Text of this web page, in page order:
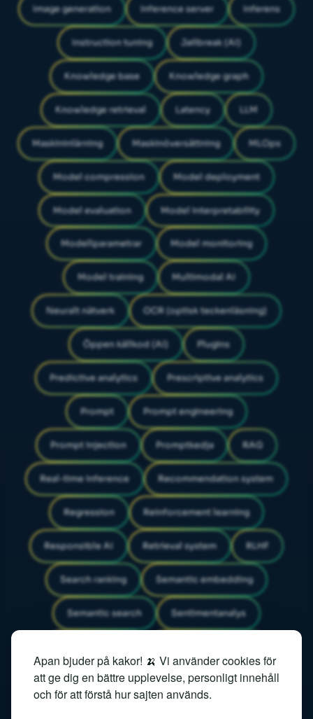
Apan bjuder på kakor! 🍌 Vi använder cookies för
att ge dig en bättre upplevelse, personligt innehåll
och för att förstå hur sajten används.
Image generation Inference server Inferens
Instruction tuning Jailbreak (AI)
Knowledge base Knowledge graph
Knowledge retrieval Latency LLM
Maskininlärning Maskinöversättning MLOps
Model compression Model deployment
Model evaluation Model interpretability
Modellparametrar Model monitoring
Model training Multimodal AI
Neuralt nätverk OCR (optisk teckenläsning)
Öppen källkod (AI) Plugins
Predictive analytics Prescriptive analytics
Prompt Prompt engineering
Prompt injection Promptkedja RAG
Real-time inference Recommendation system
Regression Reinforcement learning
Responsible AI Retrieval system RLHF
Search ranking Semantic embedding
Semantic search Sentimentanalys
Speech-to-text